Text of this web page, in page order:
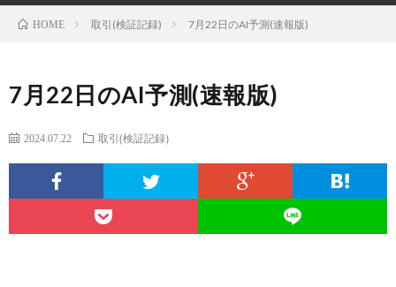
グ
HOME 取引(検証記録) 7月22日のAI予測(速報版)
7月22日のAI予測(速報版)
2024.07.22 取引(検証記録)